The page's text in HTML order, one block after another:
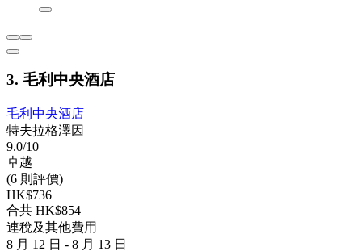
3. 毛利中央酒店
毛利中央酒店
特夫拉格澤因
9.0/10
卓越
(6 則評價)
HK$736
合共 HK$854
連稅及其他費用
8 月 12 日 - 8 月 13 日